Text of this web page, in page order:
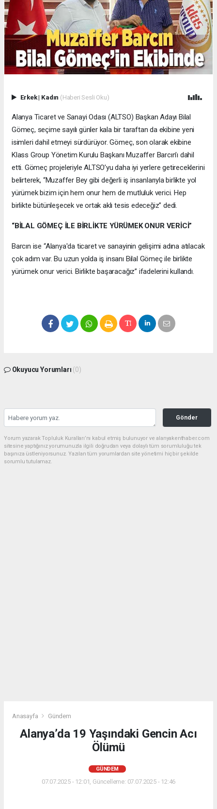
Erkek| Kadın (Haberi Sesli Oku)
Alanya Ticaret ve Sanayi Odası (ALTSO) Başkan Adayı Bilal
Gömeç, seçime sayılı günler kala bir taraftan da ekibine yeni
isimleri dahil etmeyi sürdürüyor. Gömeç, son olarak ekibine
Klass Group Yönetim Kurulu Başkanı Muzaffer Barcın’ı dahil
etti. Gömeç projeleriyle ALTSO’yu daha iyi yerlere getireceklerini
belirterek, “Muzaffer Bey gibi değerli iş insanlarıyla birlikte yol
yürümek bizim için hem onur hem de mutluluk verici. Hep
birlikte bütünleşecek ve ortak aklı tesis edeceğiz” dedi.
“BİLAL GÖMEÇ İLE BİRLİKTE YÜRÜMEK ONUR VERİCİ”
Barcın ise “Alanya'da ticaret ve sanayinin gelişimi adına atılacak
çok adım var. Bu uzun yolda iş insanı Bilal Gömeç ile birlikte
yürümek onur verici. Birlikte başaracağız” ifadelerini kullandı.
Okuyucu Yorumları (0)
Gönder
Yorum yazarak Topluluk Kuralları’nı kabul etmiş bulunuyor ve alanyakenthaber.com
sitesine yaptığınız yorumunuzla ilgili doğrudan veya dolaylı tüm sorumluluğu tek
başınıza üstleniyorsunuz. Yazılan tüm yorumlardan site yönetimi hiçbir şekilde
sorumlu tutulamaz.
Anasayfa Gündem
Alanya’da 19 Yaşındaki Gencin Acı
Ölümü
GÜNDEM
07.07.2025 - 12:01, Güncelleme: 07.07.2025 - 12:46